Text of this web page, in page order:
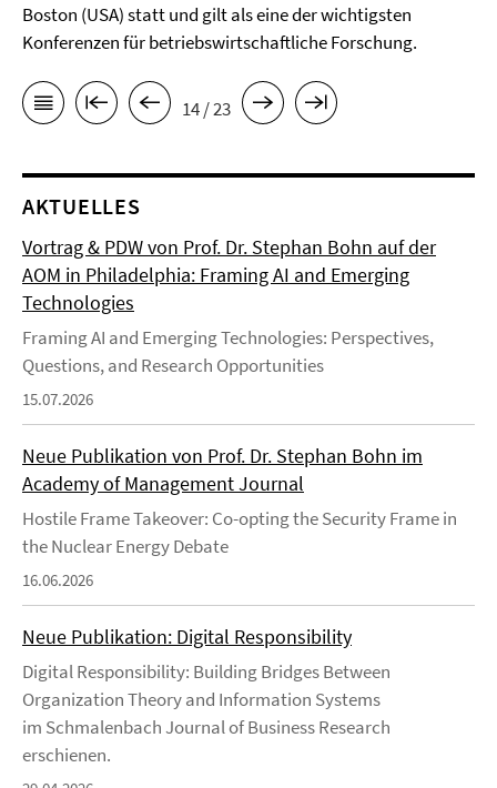
Boston (USA) statt und gilt als eine der wichtigsten
Konferenzen für betriebswirtschaftliche Forschung.
14 / 23
AKTUELLES
Vortrag & PDW von Prof. Dr. Stephan Bohn auf der
AOM in Philadelphia: Framing AI and Emerging
Technologies
Framing AI and Emerging Technologies: Perspectives,
Questions, and Research Opportunities
15.07.2026
Neue Publikation von Prof. Dr. Stephan Bohn im
Academy of Management Journal
Hostile Frame Takeover: Co-opting the Security Frame in
the Nuclear Energy Debate
16.06.2026
Neue Publikation: Digital Responsibility
Digital Responsibility: Building Bridges Between
Organization Theory and Information Systems
im Schmalenbach Journal of Business Research
erschienen.